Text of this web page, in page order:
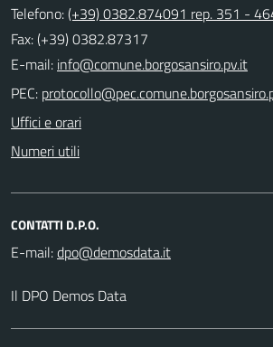
Telefono:(+39) 0382.874091 rep. 351 -
Fax: (+39) 0382.87317
E-mail:
PEC:
Uffici e orari
Numeri utili
CONTATTI D.P.O.
E-mail:
Il DPO Demos Data